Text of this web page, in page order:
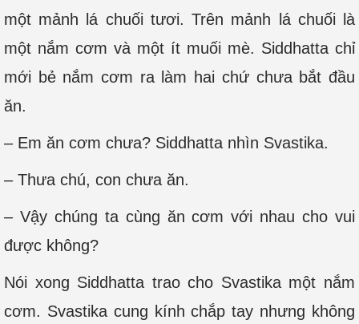
một mảnh lá chuối tươi. Trên mảnh lá chuối là
một nắm cơm và một ít muối mè. Siddhatta chỉ
mới bẻ nắm cơm ra làm hai chứ chưa bắt đầu
ăn.
– Em ăn cơm chưa? Siddhatta nhìn Svastika.
– Thưa chú, con chưa ăn.
– Vậy chúng ta cùng ăn cơm với nhau cho vui
được không?
Nói xong Siddhatta trao cho Svastika một nắm
cơm. Svastika cung kính chắp tay nhưng không